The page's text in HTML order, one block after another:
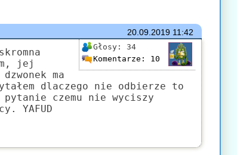
20.09.201911:42
Głosy: 34
Komentarze: 10
jej
ma
dlaczego nie odbierze to
czemu nie wyciszy
YAFUD